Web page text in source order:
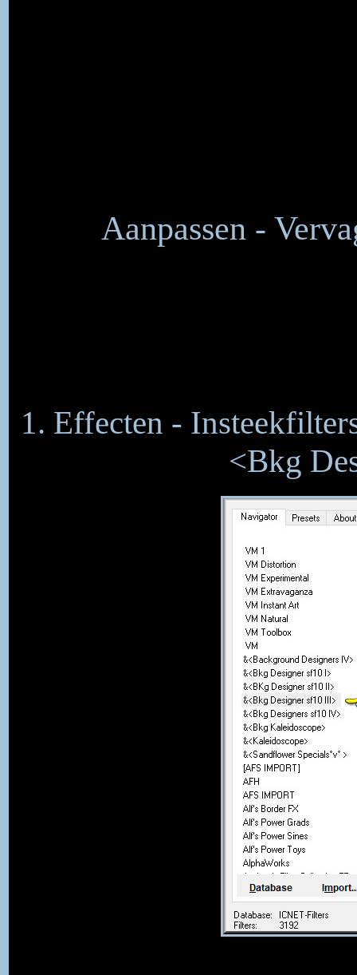
Aanpassen -
1. Effecten -
<Bkg